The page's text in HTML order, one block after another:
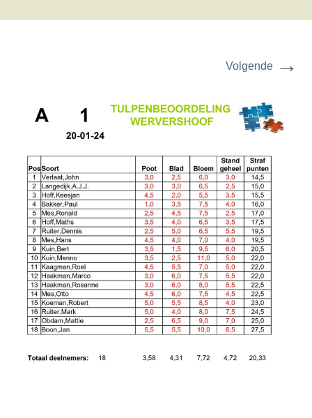
Volgende →